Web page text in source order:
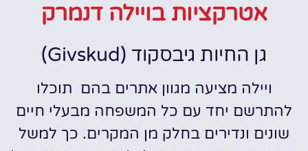
אטרקציות בויילה דנמרק
גן החיות גיבסקוד (Givskud)
ויילה מציעה מגוון אתרים בהם תוכלו
להתרשם יחד עם כל המשפחה מבעלי חיים
שונים ונדירים בחלק מן המקרים. כך למשל